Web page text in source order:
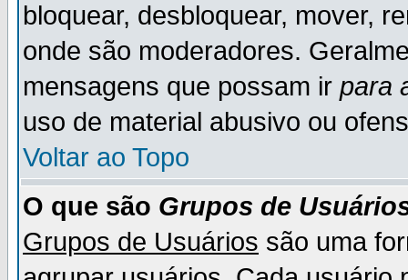
bloquear, desbloquear, mover,
onde são moderadores.
mensagens que possam ir para
uso de material abusivo ou
Voltar ao Topo
O que são Grupos de
Grupos de Usuários são uma